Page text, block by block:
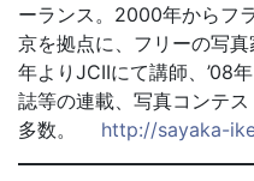
ーランス。2000年からフ
京を拠点に、フリーの写
年よりJCIIにて講師、’08
誌等の連載、写真コンテ
多数。 http://sayaka-